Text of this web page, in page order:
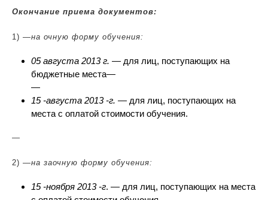
Окончание приема документов:
1) —на очную форму обучения:
05 августа 2013 г. — для лиц, поступающих на
бюджетные места—
—
15 -августа 2013 -г. — для лиц, поступающих на
места с оплатой стоимости обучения.
—
2) —на заочную форму обучения:
15 -ноября 2013 -г. — для лиц, поступающих на места